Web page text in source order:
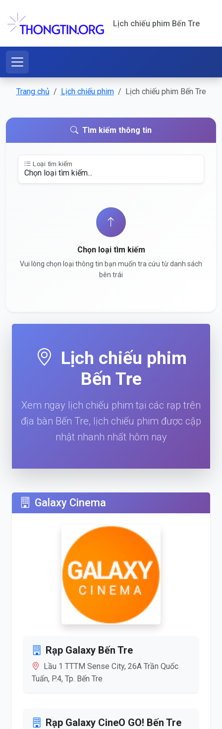
Lịch chiếu phim Bến Tre
Trang chủ Lịch chiếu phim Lịch chiếu phim Bến Tre
Tìm kiếm thông tin
Loại tìm kiếm
Chọn loại tìm kiếm
Vui lòng chọn loại thông tin bạn muốn tra cứu từ danh sách
bên trái
Lịch chiếu phim
Bến Tre
Xem ngay lịch chiếu phim tại các rạp trên
địa bàn Bến Tre, lịch chiếu phim được cập
nhật nhanh nhất hôm nay
Galaxy Cinema
Rạp Galaxy Bến Tre
Lầu 1 TTTM Sense City, 26A Trần Quốc
Tuấn, P.4, Tp. Bến Tre
Rạp Galaxy CineO GO! Bến Tre